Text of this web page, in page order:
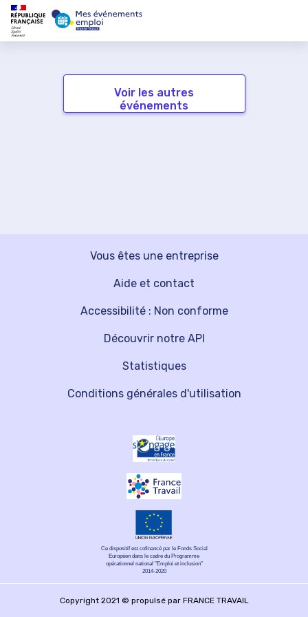
Voir les autres
événements
Vous êtes une entreprise
Découvrir notre API
Aide et contact
Statistiques
Accessibilité : Non conforme
Conditions générales d'utilisation
Ce dispositif est cofinancé par le Fonds Social
Européen dans le cadre du Programme
opérationnel national "Emploi et inclusion"
2014-2020
Copyright 2021 © propulsé par FRANCE TRAVAIL